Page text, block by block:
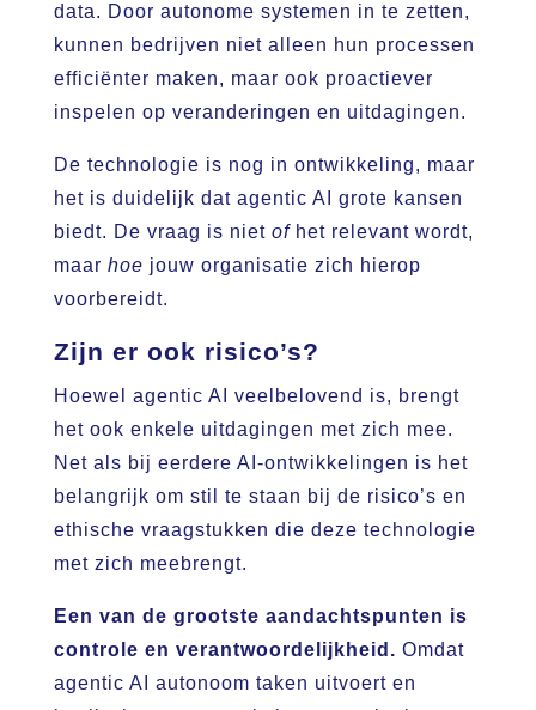
data. Door autonome systemen in te zetten,
kunnen bedrijven niet alleen hun processen
efficiënter maken, maar ook proactiever
inspelen op veranderingen en uitdagingen.
De technologie is nog in ontwikkeling, maar
het is duidelijk dat agentic AI grote kansen
biedt. De vraag is niet ofhet relevant wordt,
maar hoe jouw organisatie zich hierop
voorbereidt.
Zijn er ook risico’s?
Hoewel agentic AI veelbelovend is, brengt
het ook enkele uitdagingen met zich mee.
Net als bij eerdere AI-ontwikkelingen is het
belangrijk om stil te staan bij de risico’s en
ethische vraagstukken die deze technologie
met zich meebrengt.
Een van de grootste aandachtspunten is
controle en verantwoordelijkheid. Omdat
agentic AI autonoom taken uitvoert en